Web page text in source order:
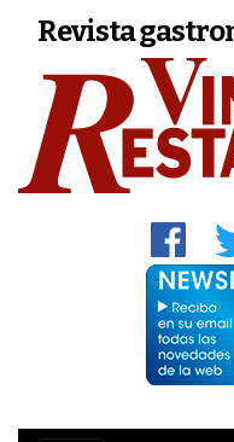
Revista